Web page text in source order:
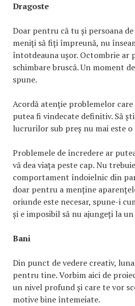
Dragoste
Doar pentru că tu și persoana
meniți să fiți împreună, nu
întotdeauna ușor. Octombrie ar
schimbare bruscă. Un moment
spune.
Acordă atenție problemelor
putea fi vindecate definitiv. Să
lucrurilor sub preș nu mai este o
Problemele de încredere ar
vă dea viața peste cap. Nu
comportament îndoielnic din
doar pentru a menține
oriunde este necesar, spune-i
și e imposibil să nu ajungeți la
Bani
Din punct de vedere creativ,
pentru tine. Vorbim aici de
un nivel profund și care te vor
motive bine întemeiate.